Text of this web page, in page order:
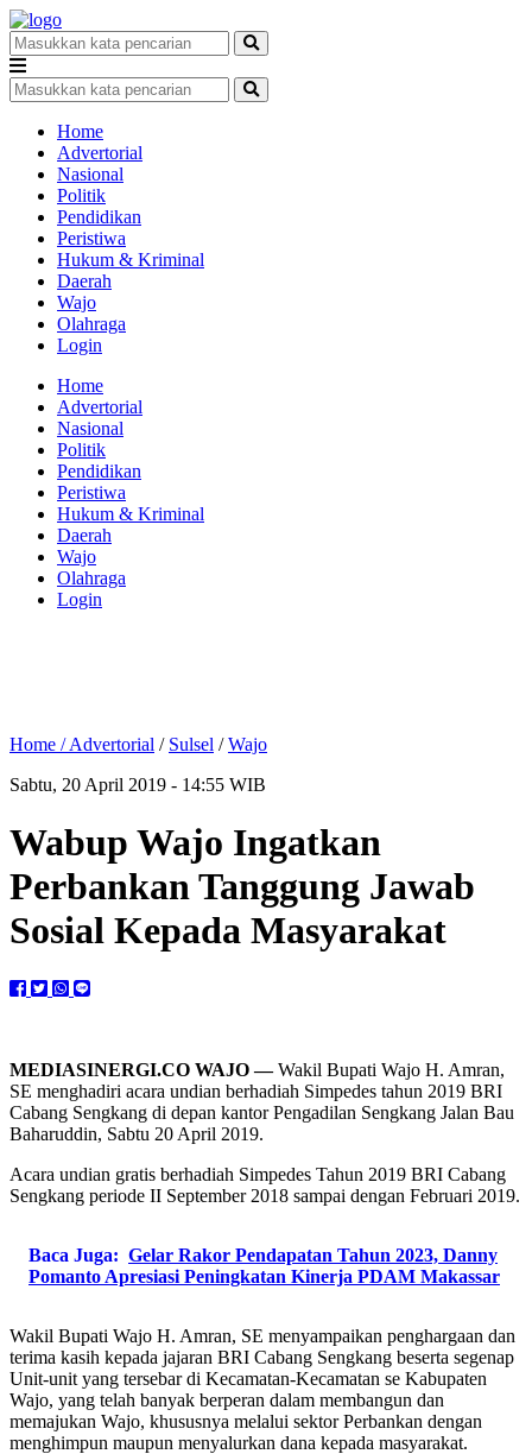
Home
Advertorial
Nasional
Politik
Pendidikan
Peristiwa
Hukum & Kriminal
Daerah
Wajo
Olahraga
Login
Home
Advertorial
Nasional
Politik
Pendidikan
Peristiwa
Hukum & Kriminal
Daerah
Wajo
Olahraga
Login
Home /Advertorial / Sulsel /Wajo
Sabtu, 20 April 2019 - 14:55 WIB
Wabup Wajo Ingatkan
Perbankan Tanggung Jawab
Sosial Kepada Masyarakat
MEDIASINERGI.CO WAJO —Wakil Bupati Wajo H. Amran,
SE menghadiri acara undian berhadiah Simpedes tahun 2019 BRI
Cabang Sengkang di depan kantor Pengadilan Sengkang Jalan Bau
Baharuddin, Sabtu 20 April 2019.
Acara undian gratis berhadiah Simpedes Tahun 2019 BRI Cabang
Sengkang periode II September 2018 sampai dengan Februari 2019.
Baca Juga: Gelar Rakor Pendapatan Tahun 2023, Danny
Pomanto Apresiasi Peningkatan Kinerja PDAM Makassar
Wakil Bupati Wajo H. Amran, SE menyampaikan penghargaan dan
terima kasih kepada jajaran BRI Cabang Sengkang beserta segenap
Unit-unit yang tersebar di Kecamatan-Kecamatan se Kabupaten
Wajo, yang telah banyak berperan dalam membangun dan
memajukan Wajo, khususnya melalui sektor Perbankan dengan
menghimpun maupun menyalurkan dana kepada masyarakat.